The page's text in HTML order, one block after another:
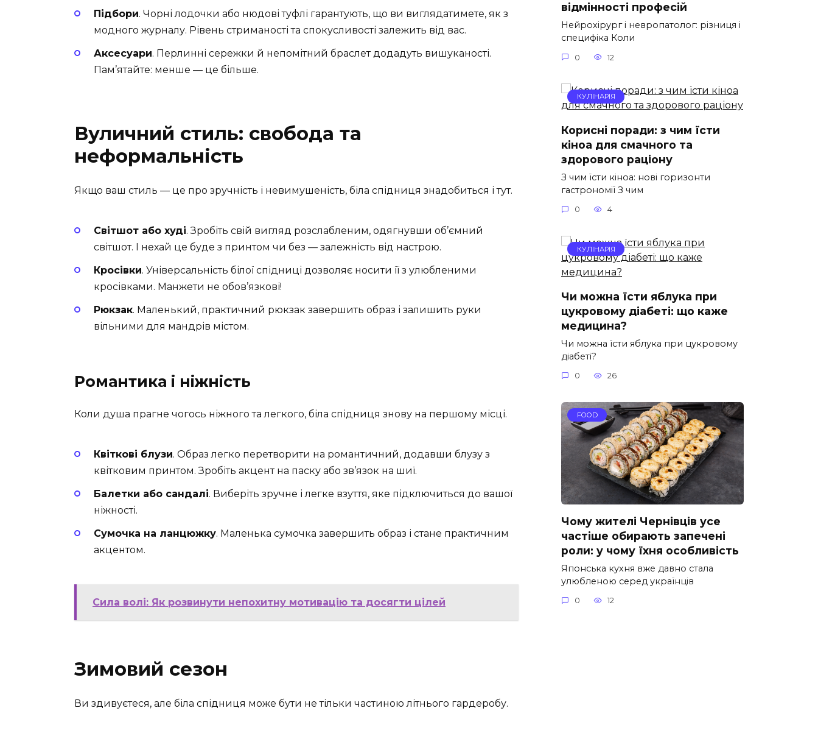
Підбори. Чорні лодочки або нюдові туфлі гарантують, що ви виглядатимете, як з
модного журналу. Рівень стриманості та спокусливості залежить від вас.
Аксесуари. Перлинні сережки й непомітний браслет додадуть вишуканості.
Пам’ятайте: менше — це більше.
Вуличний стиль: свобода та
неформальність
Якщо ваш стиль — це про зручність і невимушеність, біла спідниця знадобиться і тут.
Світшот або худі. Зробіть свій вигляд розслабленим, одягнувши об’ємний
світшот. І нехай це буде з принтом чи без — залежність від настрою.
Кросівки. Універсальність білої спідниці дозволяє носити її з улюбленими
кросівками. Манжети не обов’язкові!
Рюкзак. Маленький, практичний рюкзак завершить образ і залишить руки
вільними для мандрів містом.
Романтика і ніжність
Коли душа прагне чогось ніжного та легкого, біла спідниця знову на першому місці.
Квіткові блузи. Образ легко перетворити на романтичний, додавши блузу з
квітковим принтом. Зробіть акцент на паску або зв’язок на шиї.
Балетки або сандалі. Виберіть зручне і легке взуття, яке підключиться до вашої
ніжності.
Сумочка на ланцюжку. Маленька сумочка завершить образ і стане практичним
акцентом.
Сила волі: Як розвинути непохитну мотивацію та досягти цілей
Зимовий сезон
Ви здивуєтеся, але біла спідниця може бути не тільки частиною літнього гардеробу.
відмінності професій
Нейрохірург і невропатолог: різниця і
специфіка Коли
0 12
КУЛІНАРІЯ
Корисні поради: з чим їсти
кіноа для смачного та
здорового раціону
З чим їсти кіноа: нові горизонти
гастрономії З чим
0 4
КУЛІНАРІЯ
Чи можна їсти яблука при
цукровому діабеті: що каже
медицина?
Чи можна їсти яблука при цукровому
діабеті?
0 26
FOOD
Чому жителі Чернівців усе
частіше обирають запечені
роли: у чому їхня особливість
Японська кухня вже давно стала
улюбленою серед українців
0 12